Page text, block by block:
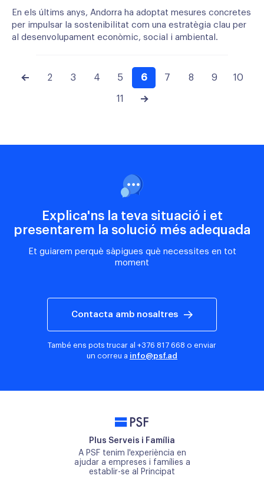
En els últims anys, Andorra ha adoptat mesures concretes
per impulsar la sostenibilitat com una estratègia clau per
al desenvolupament econòmic, social i ambiental.
2 3 4 5 6 7 8 9 10
11
Explica'ns la teva situació i et
presentarem la solució més adequada
Et guiarem perquè sàpigues què necessites en tot
moment
Contacta amb nosaltres
També ens pots trucar al +376 817 668 o enviar
un correu a info@psf.ad
PSF
Plus Serveis i Família
A PSF tenim l'experiència en
ajudar a empreses i famílies a
establir-se al Principat